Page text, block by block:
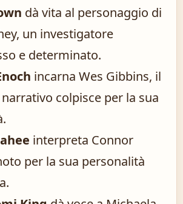
dà vita al personaggio di
un investigatore
e determinato.
incarna Wes Gibbins, il
colpisce per la sua
interpreta Connor
per la sua personalità